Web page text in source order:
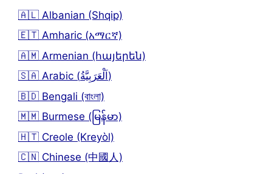
🇦🇱 Albanian (Shqip)
🇪🇹 Amharic (አማርኛ)
🇦🇲 Armenian (հայերեն)
🇸🇦 Arabic (اَلْعَرَبِيَّةُ)
🇧🇩 Bengali (বাংলা)
🇲🇲 Burmese (မြန်မာ)
🇭🇹 Creole (Kreyòl)
🇨🇳 Chinese (中國人)